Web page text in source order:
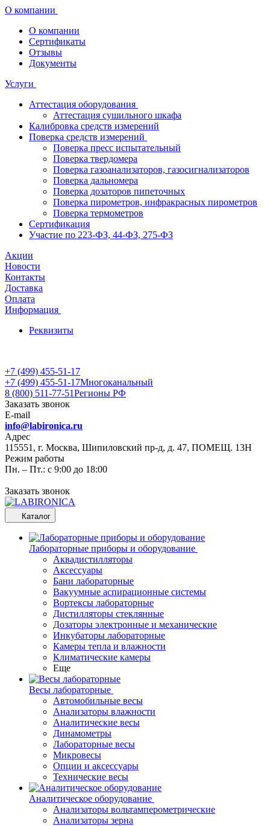
О компании
О компании
Сертификаты
Отзывы
Документы
Услуги
Аттестация оборудования
Аттестация сушильного шкафа
Калибровка средств измерений
Поверка средств измерений
Поверка пресс испытательный
Поверка твердомера
Поверка газоанализаторов, газосигнализаторов
Поверка дальномера
Поверка дозаторов пипеточных
Поверка пирометров, инфракрасных пирометров
Поверка термометров
Сертификация
Участие по 223-ФЗ, 44-ФЗ, 275-ФЗ
Акции
Новости
Контакты
Доставка
Оплата
Информация
Реквизиты
+7 (499) 455-51-17
+7 (499) 455-51-17Многоканальный
8 (800) 511-77-51Регионы РФ
Заказать звонок
E-mail
info@labironica.ru
Адрес
115551, г. Москва, Шипиловский пр-д, д. 47, ПОМЕЩ. 13Н
Режим работы
Пн. – Пт.: с 9:00 до 18:00
Заказать звонок
Каталог
Лабораторные приборы и оборудование
Аквадистилляторы
Аксессуары
Бани лабораторные
Вакуумные аспирационные системы
Вортексы лабораторные
Дистилляторы стеклянные
Дозаторы электронные и механические
Инкубаторы лабораторные
Камеры тепла и влажности
Климатические камеры
Еще
Весы лабораторные
Автомобильные весы
Анализаторы влажности
Аналитические весы
Динамометры
Лабораторные весы
Микровесы
Опции и аксессуары
Технические весы
Аналитическое оборудование
Анализаторы вольтамперометрические
Анализаторы зерна